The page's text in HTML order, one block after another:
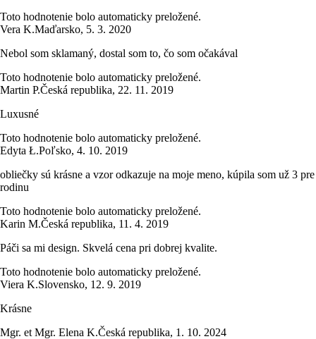
Toto hodnotenie bolo automaticky preložené.
Vera K.Maďarsko, 5. 3. 2020
Nebol som sklamaný, dostal som to, čo som očakával
Toto hodnotenie bolo automaticky preložené.
Martin P.Česká republika, 22. 11. 2019
Luxusné
Toto hodnotenie bolo automaticky preložené.
Edyta Ł.Poľsko, 4. 10. 2019
obliečky sú krásne a vzor odkazuje na moje meno, kúpila som už 3 pre
rodinu
Toto hodnotenie bolo automaticky preložené.
Karin M.Česká republika, 11. 4. 2019
Páči sa mi design. Skvelá cena pri dobrej kvalite.
Toto hodnotenie bolo automaticky preložené.
Viera K.Slovensko, 12. 9. 2019
Krásne
Mgr. et Mgr. Elena K.Česká republika, 1. 10. 2024